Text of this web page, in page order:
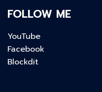
FOLLOW ME
YouTube
Facebook
Blockdit